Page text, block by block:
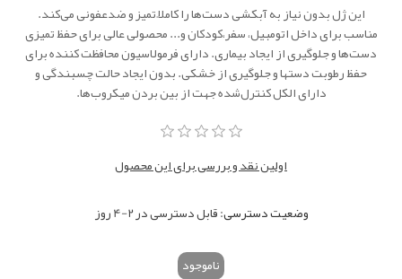
این ژل بدون نیاز به آبکشی دست‌ها را کاملاً تمیز و ضدعفونی می‌کند.
مناسب برای داخل اتومبیل، سفر،کودکان و... محصولی عالی برای حفظ تمیزی
دست‌ها و جلوگیری از ایجاد بیماری. دارای فرمولاسیون محافظت کننده برای
حفظ رطوبت دستها و جلوگیری از خشکی. بدون ایجاد حالت چسبندگی و
دارای الکل کنترل‌شده جهت از بین بردن میکروب‌ها.
اولین نقد و بررسی برای این محصول
وضعیت دسترسی:قابل دسترسی در 2-4 روز
ناموجود